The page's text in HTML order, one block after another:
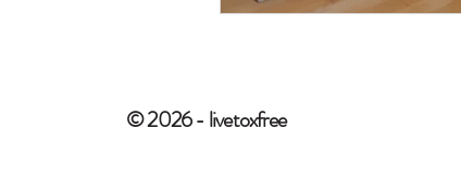
© 2026 - livetoxfree